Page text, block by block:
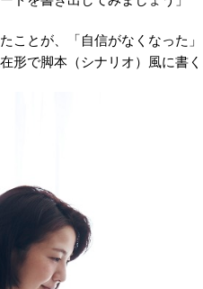
ことが、「自信がなくなった
形で脚本（シナリオ）風に書く